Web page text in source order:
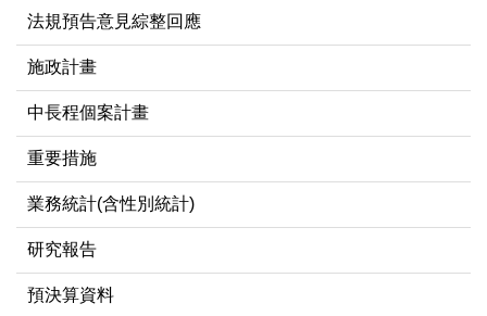
法規預告意見綜整回應
施政計畫
中長程個案計畫
重要措施
業務統計(含性別統計)
研究報告
預決算資料